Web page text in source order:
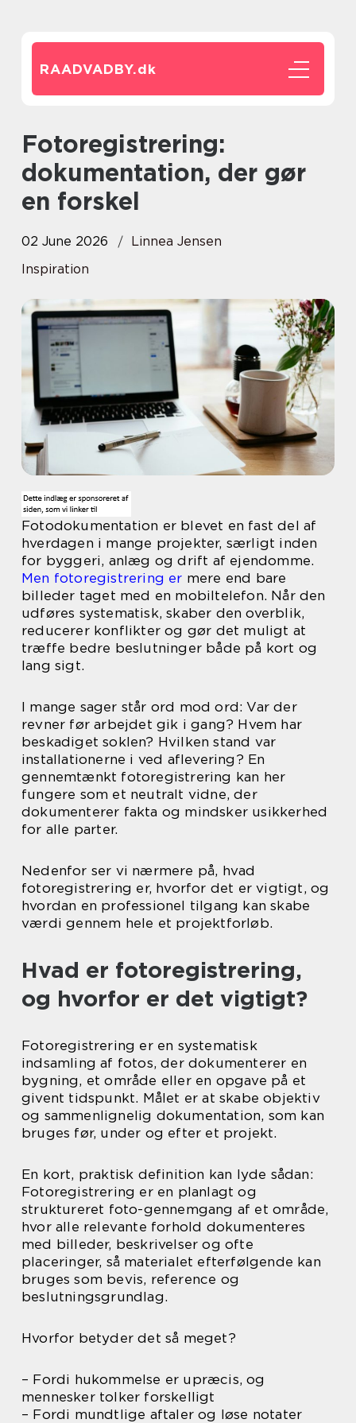
RAADVADBY.dk
Fotoregistrering:
dokumentation, der gør
en forskel
02 June 2026
Linnea Jensen
Inspiration
Fotodokumentation er blevet en fast del af
hverdagen i mange projekter, særligt inden
for byggeri, anlæg og drift af ejendomme.
Men fotoregistrering er mere end bare
billeder taget med en mobiltelefon. Når den
udføres systematisk, skaber den overblik,
reducerer konflikter og gør det muligt at
træffe bedre beslutninger både på kort og
lang sigt.
I mange sager står ord mod ord: Var der
revner før arbejdet gik i gang? Hvem har
beskadiget soklen? Hvilken stand var
installationerne i ved aflevering? En
gennemtænkt fotoregistrering kan her
fungere som et neutralt vidne, der
dokumenterer fakta og mindsker usikkerhed
for alle parter.
Nedenfor ser vi nærmere på, hvad
fotoregistrering er, hvorfor det er vigtigt, og
hvordan en professionel tilgang kan skabe
værdi gennem hele et projektforløb.
Hvad er fotoregistrering,
og hvorfor er det vigtigt?
Fotoregistrering er en systematisk
indsamling af fotos, der dokumenterer en
bygning, et område eller en opgave på et
givent tidspunkt. Målet er at skabe objektiv
og sammenlignelig dokumentation, som kan
bruges før, under og efter et projekt.
En kort, praktisk definition kan lyde sådan:
Fotoregistrering er en planlagt og
struktureret foto-gennemgang af et område,
hvor alle relevante forhold dokumenteres
med billeder, beskrivelser og ofte
placeringer, så materialet efterfølgende kan
bruges som bevis, reference og
beslutningsgrundlag.
Hvorfor betyder det så meget?
– Fordi hukommelse er upræcis, og
mennesker tolker forskelligt
– Fordi mundtlige aftaler og løse notater